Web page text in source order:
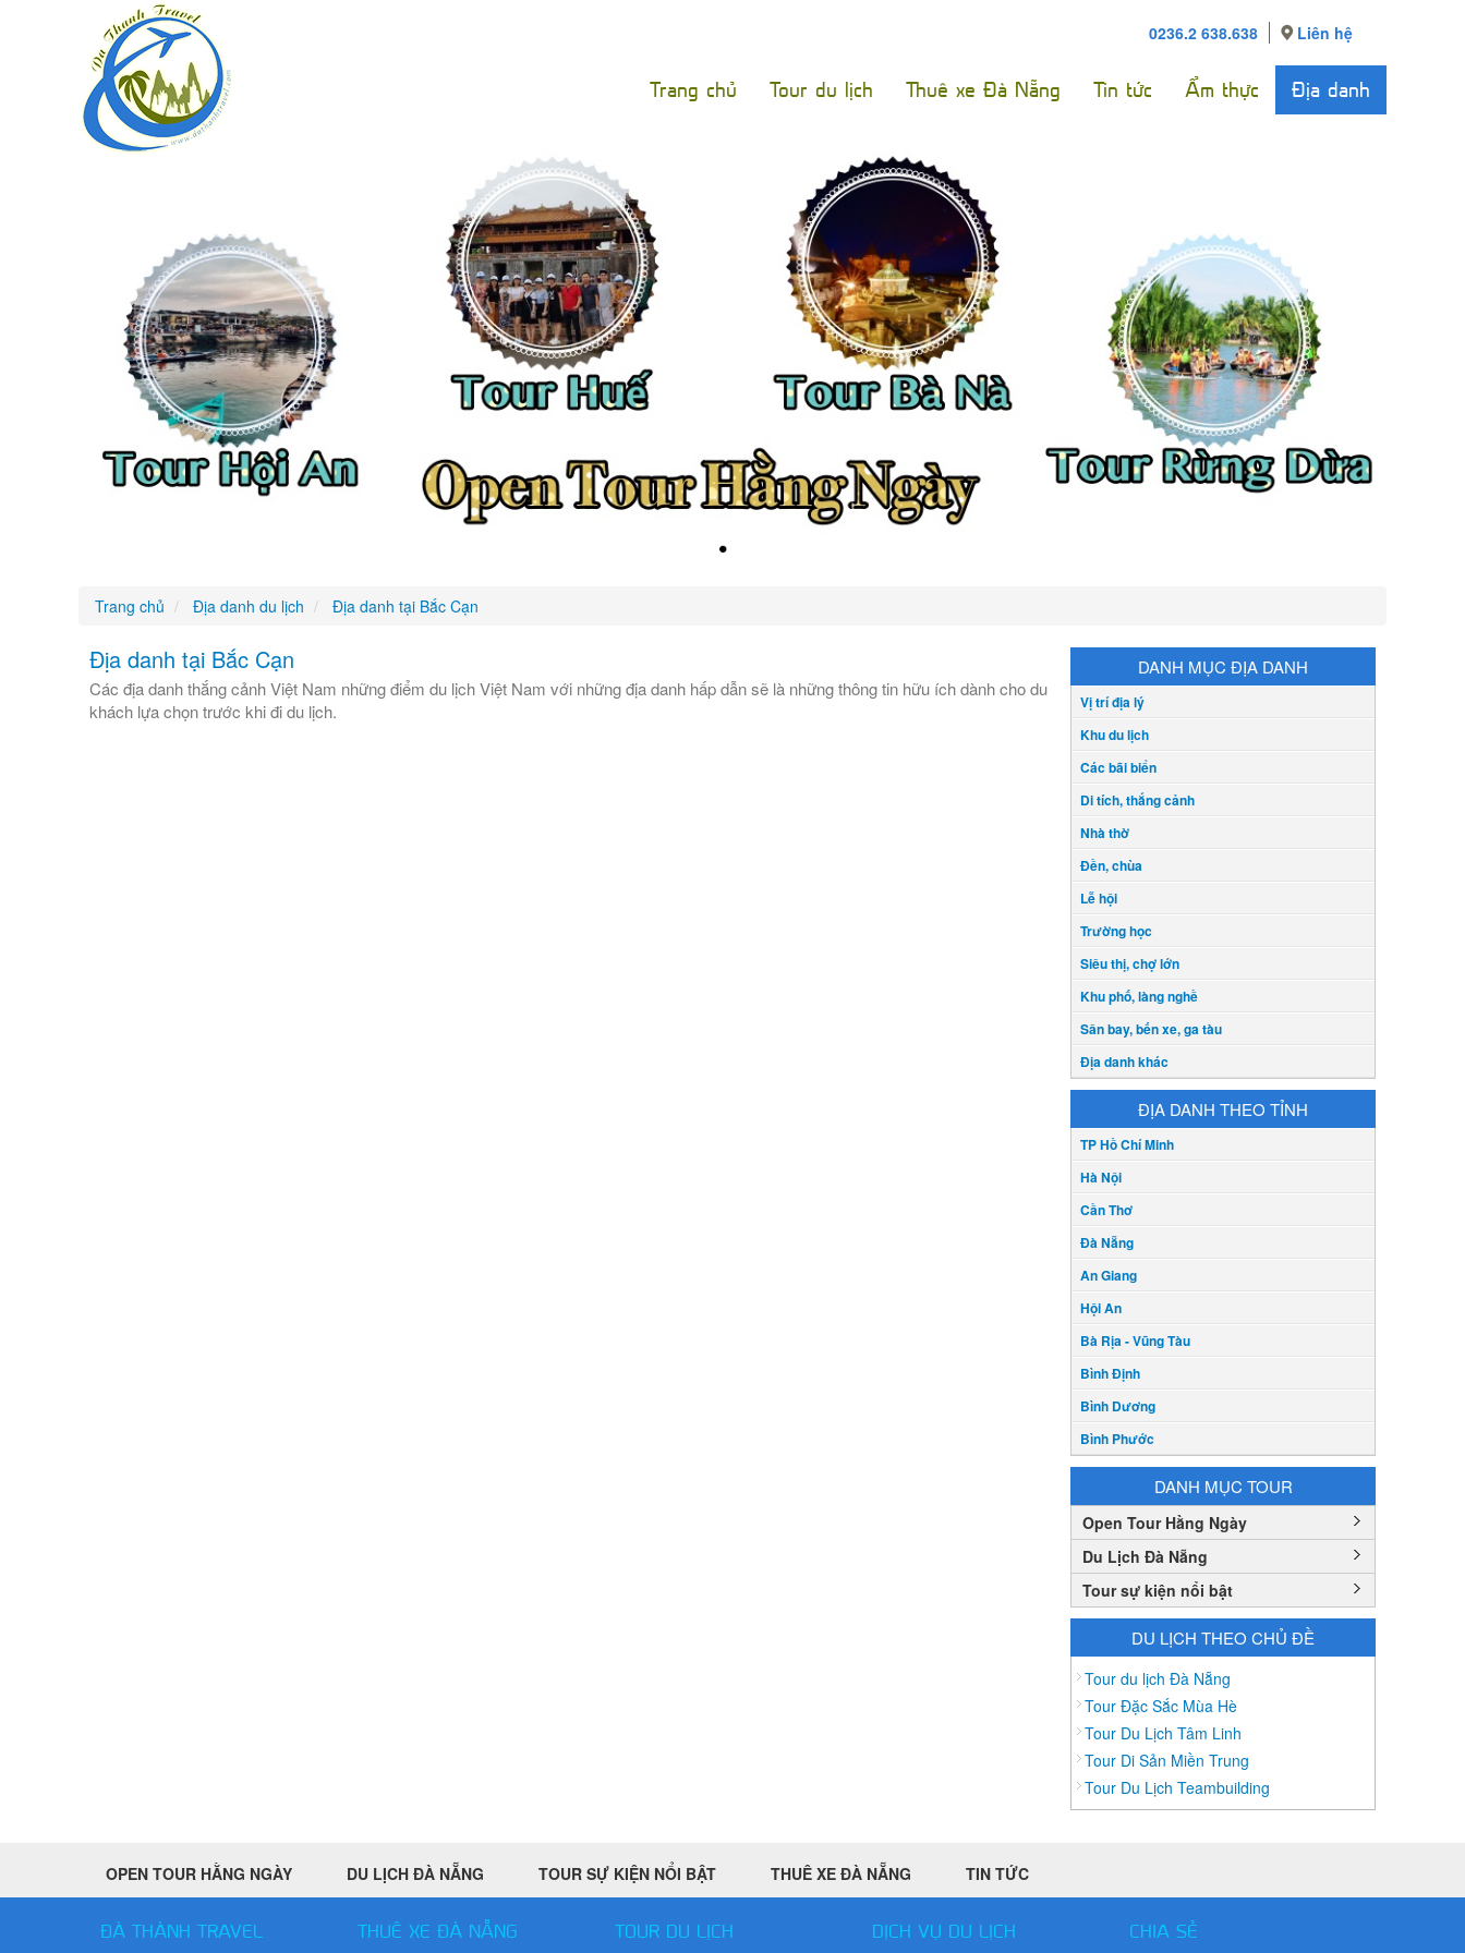
0236.2 638.638 Liên hệ
Trang chủ Tour du lịch Thuê xe Đà Nẵng Tin tức Ẩm thực Địa danh
Trang chủ Địa danh du lịch Địa danh tại Bắc Cạn
Địa danh tại Bắc Cạn
Các địa danh thắng cảnh Việt Nam những điểm du lịch Việt Nam với những địa danh hấp dẫn sẽ là những thông tin hữu ích dành cho du
khách lựa chọn trước khi đi du lịch.
DANH MỤC ĐỊA DANH
Vị trí địa lý
Khu du lịch
Các bãi biển
Di tích, thắng cảnh
Nhà thờ
Đền, chùa
Lễ hội
Trường học
Siêu thị, chợ lớn
Khu phố, làng nghề
Sân bay, bến xe, ga tàu
Địa danh khác
ĐỊA DANH THEO TỈNH
TP Hồ Chí Minh
Hà Nội
Cần Thơ
Đà Nẵng
An Giang
Hội An
Bà Rịa - Vũng Tàu
Bình Định
Bình Dương
Bình Phước
Bình Thuận
Bắc Cạn
Bắc Giang
Bắc Ninh
Bạc Liêu
Cao Bằng
Daknông
Đồng Nai
Đồng Tháp
Gia Lai
Hà Giang
DANH MỤC TOUR
Open Tour Hằng Ngày
Du Lịch Đà Nẵng
Tour sự kiện nổi bật
DU LỊCH THEO CHỦ ĐỀ
Tour du lịch Đà Nẵng
Tour Đặc Sắc Mùa Hè
Tour Du Lịch Tâm Linh
Tour Di Sản Miền Trung
Tour Du Lịch Teambuilding
OPEN TOUR HẰNG NGÀY DU LỊCH ĐÀ NẴNG TOUR SỰ KIỆN NỔI BẬT THUÊ XE ĐÀ NẴNG TIN TỨC
ĐÀ THÀNH TRAVEL THUÊ XE ĐÀ NẴNG TOUR DU LỊCH DỊCH VỤ DU LỊCH CHIA SẺ